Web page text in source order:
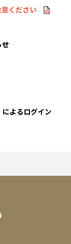
ください
せ
によるログイン